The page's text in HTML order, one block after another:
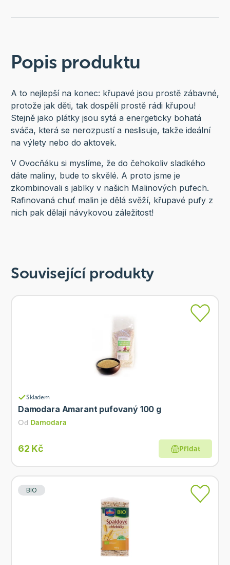
Popis produktu
A to nejlepší na konec: křupavé jsou prostě zábavné,
protože jak děti, tak dospělí prostě rádi křupou!
Stejně jako plátky jsou sytá a energeticky bohatá
sváča, která se nerozpustí a neslisuje, takže ideální
na výlety nebo do aktovek.
V Ovocňáku si myslíme, že do čehokoliv sladkého
dáte maliny, bude to skvělé. A proto jsme je
zkombinovali s jablky v našich Malinových pufech.
Rafinovaná chuť malin je dělá svěží, křupavé pufy z
nich pak dělají návykovou záležitost!
Související produkty
Skladem
Damodara Amarant pufovaný 100 g
Od Damodara
62 Kč Přidat
BIO